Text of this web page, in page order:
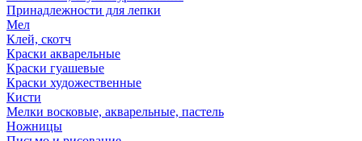
Принадлежности для лепки
Мел
Клей, скотч
Краски акварельные
Краски гуашевые
Краски художественные
Кисти
Мелки восковые, акварельные, пастель
Ножницы